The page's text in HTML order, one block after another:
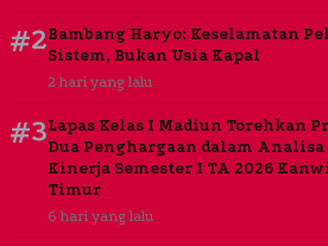
#2Bambang Haryo: Keselamatan
Sistem, Bukan Usia Kapal
2 hari yang lalu
#3Lapas Kelas I Madiun Torehkan
Dua Penghargaan dalam
Kinerja Semester I TA 2026
Timur
6 hari yang lalu